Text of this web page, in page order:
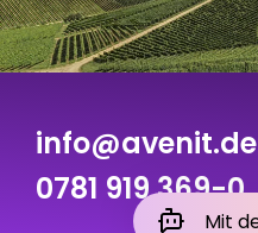
info@avenit.de
0781 919 369-0
Mit